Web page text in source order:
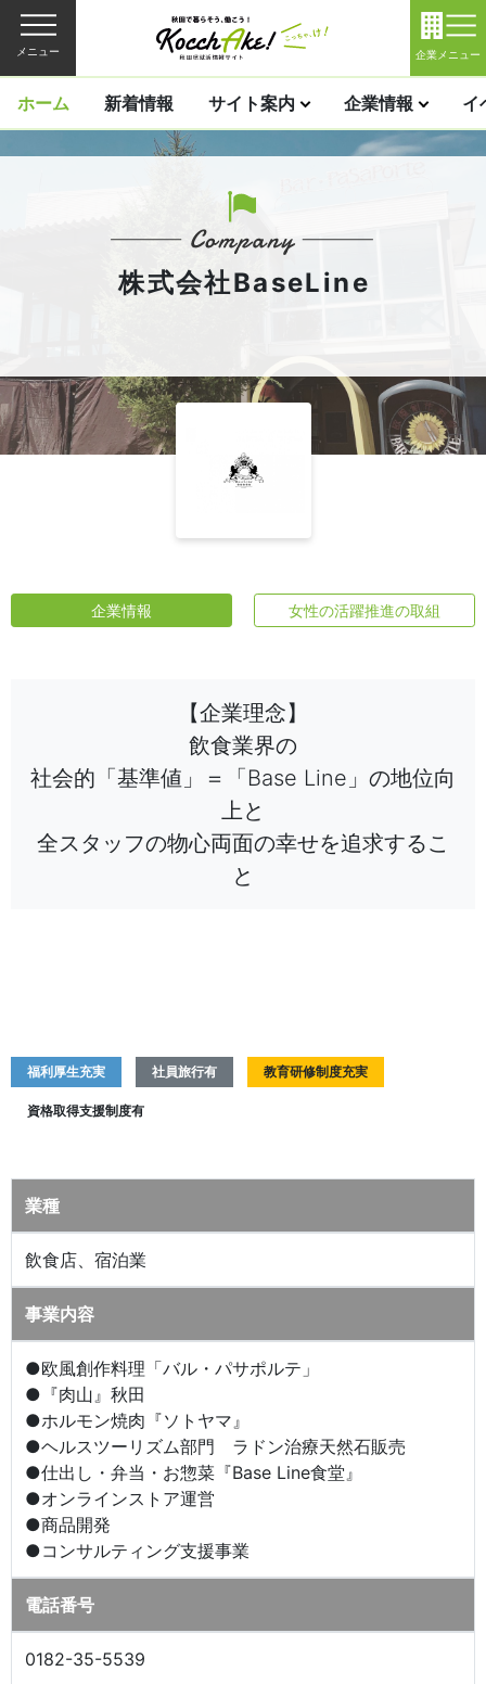
メニュー 企業メニュー
ホーム 新着情報 サイト案内 企業情報 イ
株式会社BaseLine
企業情報 女性の活躍推進の取組
【企業理念】
飲食業界の
社会的「基準値」＝「Base Line」の地位向
上と
全スタッフの物心両面の幸せを追求するこ
と
福利厚生充実 社員旅行有 教育研修制度充実
資格取得支援制度有
業種
飲食店、宿泊業
事業内容
●欧風創作料理「バル・パサポルテ」
●『肉山』秋田
●ホルモン焼肉『ソトヤマ』
●ヘルスツーリズム部門 ラドン治療天然石販売
●仕出し・弁当・お惣菜『Base Line食堂』
●オンラインストア運営
●商品開発
●コンサルティング支援事業
電話番号
0182-35-5539